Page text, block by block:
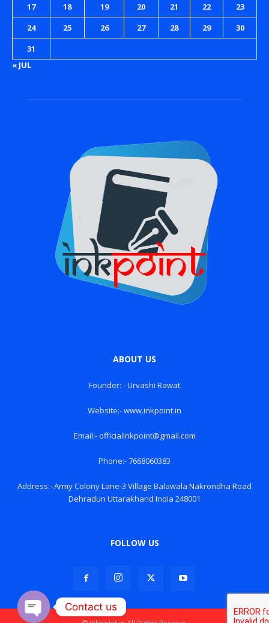
17
18 19 20 21 22
23
24
25 26 27 28 29
30
31
« JUL
ABOUT US
Founder: - Urvashi Rawat
Website:- www.inkpoint.in
Email:- officialinkpoint@gmail.com
Phone:- 7668060383
Address:- Army Colony Lane-3 Village Balawala Nakrondha Road
Dehradun Uttarakhand India 248001
FOLLOW US
Contact us